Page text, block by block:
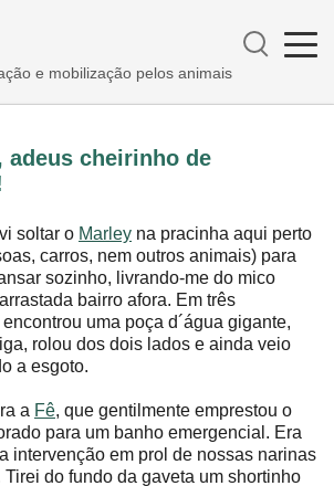
e mobilização pelos animais
adeus cheirinho de
soltar o Marley na pracinha aqui perto
carros, nem outros animais) para
sozinho, livrando-me do mico
bairro afora. Em três
uma poça d´água gigante,
rolou dos dois lados e ainda veio
a esgoto.
a Fê, que gentilmente emprestou o
para um banho emergencial. Era
intervenção em prol de nossas narinas
Tirei do fundo da gaveta um shortinho